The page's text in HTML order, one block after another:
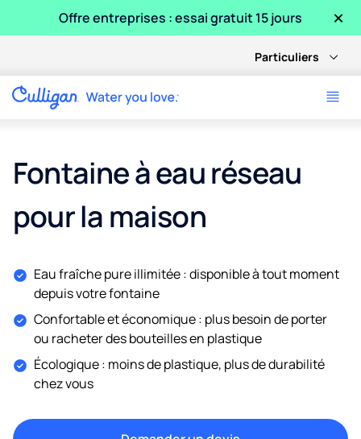
Offre entreprises : essai gratuit 15 jours ×
Particuliers
Fontaine à eau réseau
pour la maison
Eau fraîche pure illimitée : disponible à tout moment
depuis votre fontaine
Confortable et économique : plus besoin de porter
ou racheter des bouteilles en plastique
Écologique : moins de plastique, plus de durabilité
chez vous